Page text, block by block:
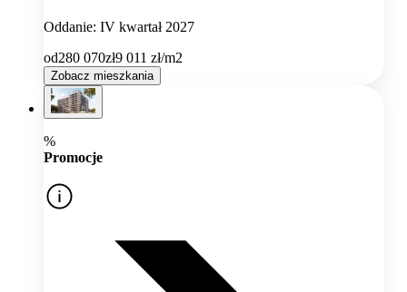
Oddanie: IV kwartał 2027
od280 070zł9 011 zł/m2
Zobacz mieszkania
%
Promocje